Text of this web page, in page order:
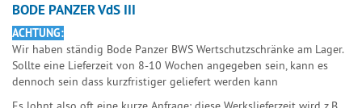
BODE PANZER VdS III
ACHTUNG:
Wir haben ständig Bode Panzer BWS Wertschutzschränke am Lager.
Sollte eine Lieferzeit von 8-10 Wochen angegeben sein, kann es
dennoch sein dass kurzfristiger geliefert werden kann